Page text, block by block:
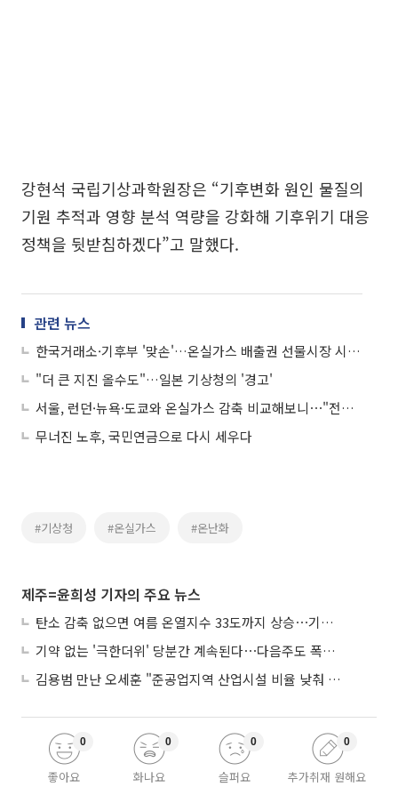
강현석 국립기상과학원장은 “기후변화 원인 물질의
기원 추적과 영향 분석 역량을 강화해 기후위기 대응
정책을 뒷받침하겠다”고 말했다.
관련 뉴스
한국거래소·기후부 '맞손'…온실가스 배출권 선물시장 시스템 구축
"더 큰 지진 올수도"…일본 기상청의 '경고'
서울, 런던·뉴욕·도쿄와 온실가스 감축 비교해보니⋯"전력 탈탄소화가 핵심"
무너진 노후, 국민연금으로 다시 세우다
#기상청 #온실가스 #온난화
제주=윤희성 기자의 주요 뉴스
탄소 감축 없으면 여름 온열지수 33도까지 상승⋯기상청, 2100년 미래전망
기약 없는 '극한더위' 당분간 계속된다⋯다음주도 폭염·열대야 지속
김용범 만난 오세훈 "준공업지역 산업시설 비율 낮춰 공급 늘려야"
좋아요
0
화나요
0
슬퍼요
0
추가취재 원해요
0